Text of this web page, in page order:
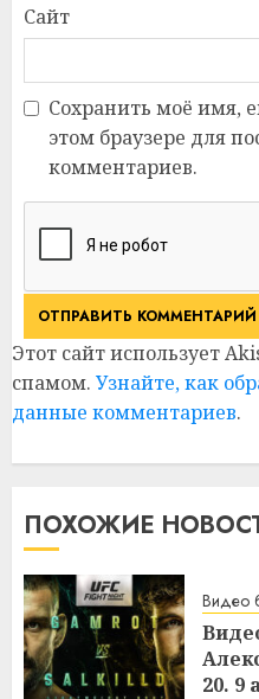
Сайт
Сохранить моё имя,
этом браузере для
комментариев.
Этот сайт использует
спамом. Узнайте, как
данные комментариев.
ПОХОЖИЕ
Видео
20. 9